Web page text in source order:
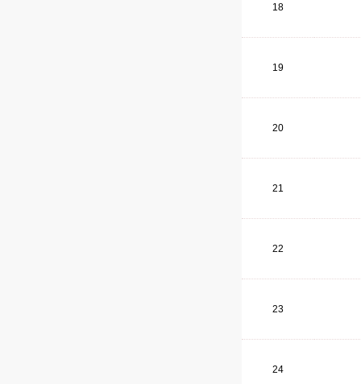
18
19
20
21
22
23
24